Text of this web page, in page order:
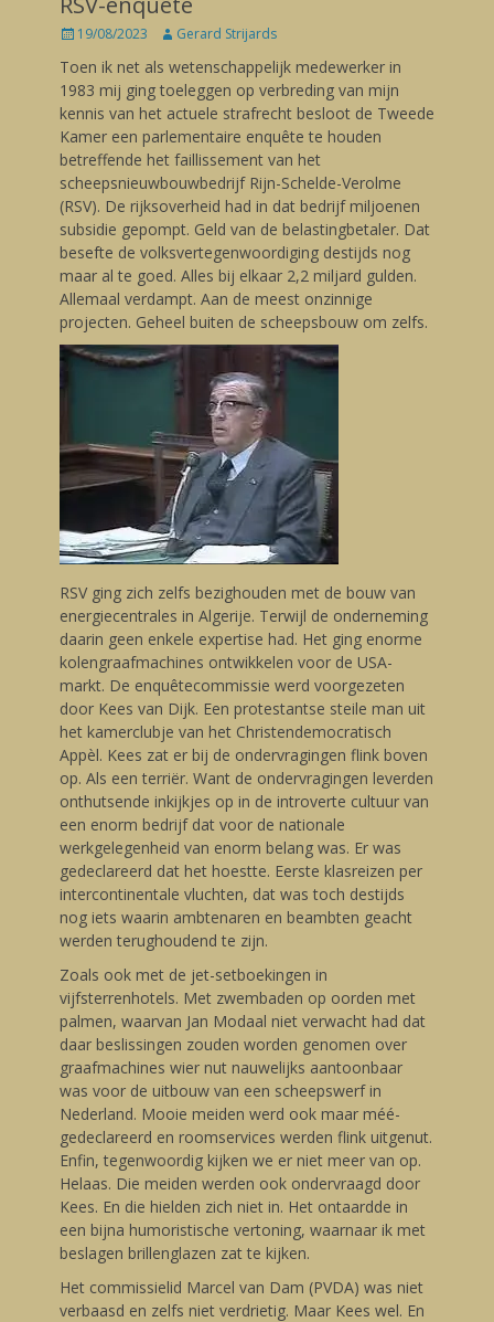
Posted
19/08/2023 Author
Gerard Strijards
Toen ik net als wetenschappelijk medewerker in
1983 mij ging toeleggen op verbreding van mijn
kennis van het actuele strafrecht besloot de Tweede
Kamer een parlementaire enquête te houden
betreffende het faillissement van het
scheepsnieuwbouwbedrijf Rijn-Schelde-Verolme
(RSV). De rijksoverheid had in dat bedrijf miljoenen
subsidie gepompt. Geld van de belastingbetaler. Dat
besefte de volksvertegenwoordiging destijds nog
maar al te goed. Alles bij elkaar 2,2 miljard gulden.
Allemaal verdampt. Aan de meest onzinnige
projecten. Geheel buiten de scheepsbouw om zelfs.
RSV ging zich zelfs bezighouden met de bouw van
energiecentrales in Algerije. Terwijl de onderneming
daarin geen enkele expertise had. Het ging enorme
kolengraafmachines ontwikkelen voor de USA-
markt. De enquêtecommissie werd voorgezeten
door Kees van Dijk. Een protestantse steile man uit
het kamerclubje van het Christendemocratisch
Appèl. Kees zat er bij de ondervragingen flink boven
op. Als een terriër. Want de ondervragingen leverden
onthutsende inkijkjes op in de introverte cultuur van
een enorm bedrijf dat voor de nationale
werkgelegenheid van enorm belang was. Er was
gedeclareerd dat het hoestte. Eerste klasreizen per
intercontinentale vluchten, dat was toch destijds
nog iets waarin ambtenaren en beambten geacht
werden terughoudend te zijn.
Zoals ook met de jet-setboekingen in
vijfsterrenhotels. Met zwembaden op oorden met
palmen, waarvan Jan Modaal niet verwacht had dat
daar beslissingen zouden worden genomen over
graafmachines wier nut nauwelijks aantoonbaar
was voor de uitbouw van een scheepswerf in
Nederland. Mooie meiden werd ook maar méé-
gedeclareerd en roomservices werden flink uitgenut.
Enfin, tegenwoordig kijken we er niet meer van op.
Helaas. Die meiden werden ook ondervraagd door
Kees. En die hielden zich niet in. Het ontaardde in
een bijna humoristische vertoning, waarnaar ik met
beslagen brillenglazen zat te kijken.
Het commissielid Marcel van Dam (PVDA) was niet
verbaasd en zelfs niet verdrietig. Maar Kees wel. En